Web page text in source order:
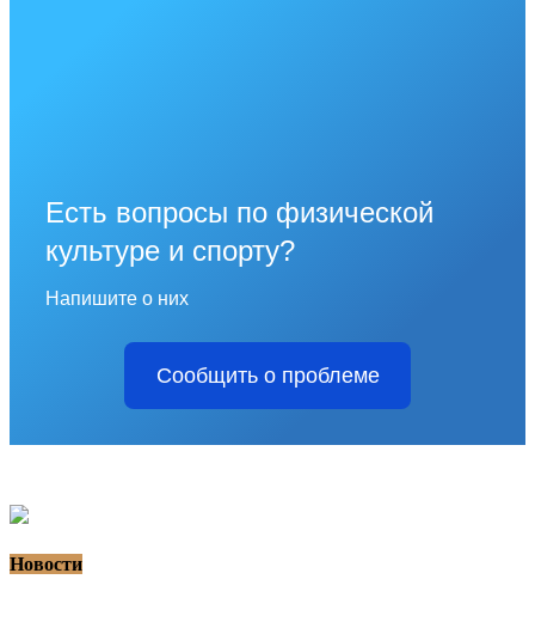
Есть вопросы по физической
культуре и спорту?
Напишите о них
Сообщить о проблеме
Новости